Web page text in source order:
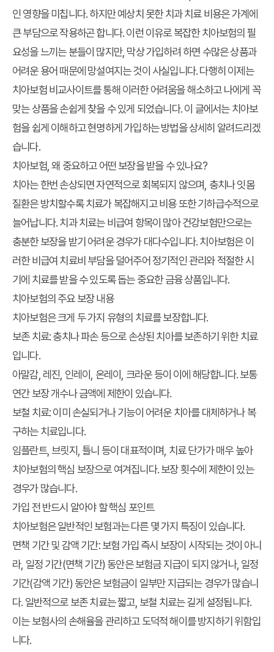
인 영향을 미칩니다. 하지만 예상치 못한 치과 치료 비용은 가계에
큰 부담으로 작용하곤 합니다. 이런 이유로복잡한 치아보험의 필
요성을 느끼는 분들이 많지만, 막상 가입하려 하면 수많은 상품과
어려운 용어 때문에 망설여지는 것이 사실입니다. 다행히 이제는
치아보험 비교사이트를 통해 이러한 어려움을 해소하고 나에게 꼭
맞는 상품을 손쉽게 찾을 수 있게 되었습니다. 이 글에서는 치아보
험을 쉽게 이해하고 현명하게 가입하는 방법을 상세히 알려드리겠
습니다.
치아보험, 왜 중요하고 어떤 보장을 받을 수 있나요?
치아는 한번 손상되면 자연적으로 회복되지 않으며, 충치나 잇몸
질환은 방치할수록 치료가 복잡해지고 비용 또한 기하급수적으로
늘어납니다. 치과 치료는 비급여 항목이 많아 건강보험만으로는
충분한 보장을 받기 어려운 경우가 대다수입니다. 치아보험은 이
러한 비급여 치료비 부담을 덜어주어 정기적인 관리와 적절한 시
기에 치료를 받을 수 있도록 돕는 중요한 금융 상품입니다.
치아보험의 주요 보장 내용
치아보험은 크게 두 가지 유형의 치료를 보장합니다.
보존 치료: 충치나 파손 등으로 손상된 치아를 보존하기 위한 치료
입니다.
아말감, 레진, 인레이, 온레이, 크라운 등이 이에 해당합니다. 보통
연간 보장 개수나 금액에 제한이 있습니다.
보철 치료: 이미 손실되거나 기능이 어려운 치아를 대체하거나 복
구하는 치료입니다.
임플란트, 브릿지, 틀니 등이 대표적이며, 치료 단가가 매우 높아
치아보험의 핵심 보장으로 여겨집니다. 보장 횟수에 제한이 있는
경우가 많습니다.
가입 전 반드시 알아야 할 핵심 포인트
치아보험은 일반적인 보험과는 다른 몇 가지 특징이 있습니다.
면책 기간 및 감액 기간: 보험 가입 즉시 보장이 시작되는 것이 아니
라, 일정 기간(면책 기간) 동안은 보험금 지급이 되지 않거나, 일정
기간(감액 기간) 동안은 보험금이 일부만 지급되는 경우가 많습니
다. 일반적으로 보존 치료는 짧고, 보철 치료는 길게 설정됩니다.
이는 보험사의 손해율을 관리하고 도덕적 해이를 방지하기 위함입
니다.